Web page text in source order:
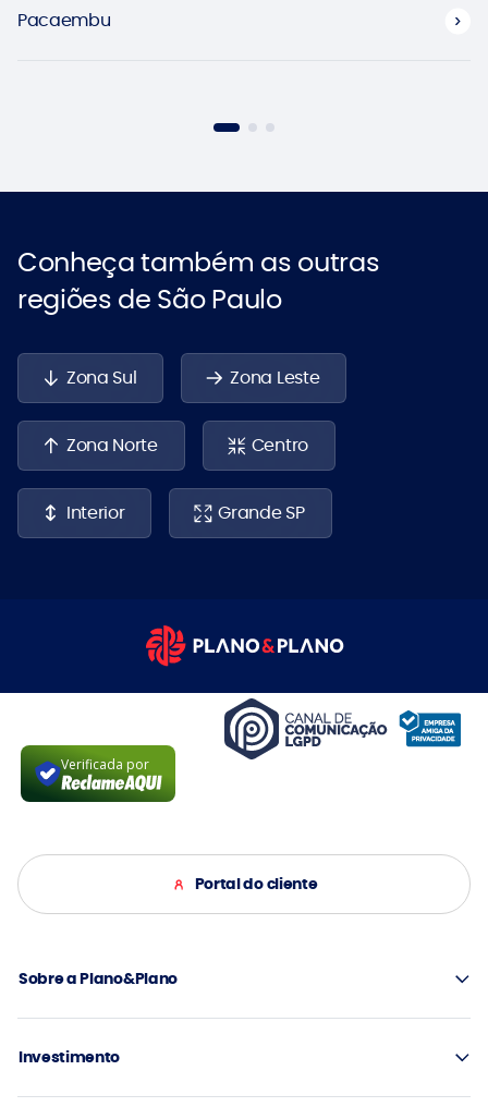
Pacaembu
Conheça também as outras
regiões de São Paulo
Zona Sul Zona Leste
Zona Norte Centro
Interior Grande SP
Verificada por
Portal do cliente
Sobre a Plano&Plano
Investimento